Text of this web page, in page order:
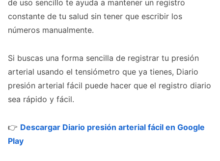
de uso sencillo te ayuda a mantener un registro
constante de tu salud sin tener que escribir los
números manualmente.
Si buscas una forma sencilla de registrar tu presión
arterial usando el tensiómetro que ya tienes, Diario
presión arterial fácil puede hacer que el registro diario
sea rápido y fácil.
👉 Descargar Diario presión arterial fácil en Google
Play